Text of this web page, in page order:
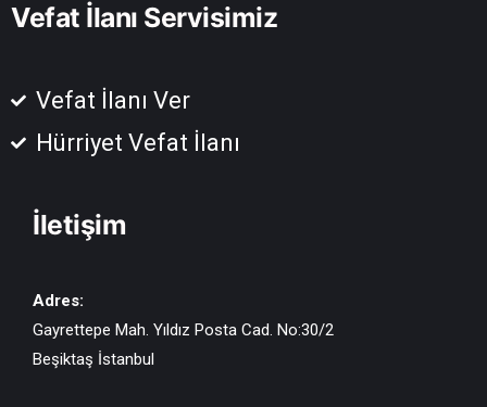
Vefat İlanı Servisimiz
Vefat İlanı Ver
Hürriyet Vefat İlanı
İletişim
Adres:
Gayrettepe Mah. Yıldız Posta Cad. No:30/2
Beşiktaş İstanbul